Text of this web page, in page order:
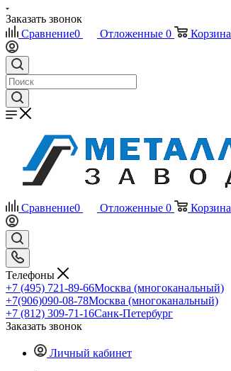
Заказать звонок
Сравнение0 Отложенные 0 Корзина
Сравнение0 Отложенные 0 Корзина
Телефоны
+7 (495) 721-89-66Москва (многоканальный)
+7(906)090-08-78Москва (многоканальный)
+7 (812) 309-71-16Санк-Петербург
Заказать звонок
Личный кабинет